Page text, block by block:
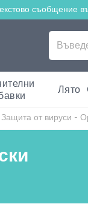
съобщение
Лято
Защита от вируси -